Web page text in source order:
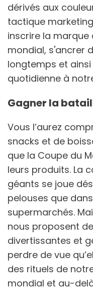
dérivés aux
tactique
inscrire la
mondial, s'ancrer
longtemps et
quotidienne à
Gagner la
Vous l’aurez
snacks et de
que la Coupe du
leurs produits. La
géants se joue
pelouses que
supermarchés.
nous proposent
divertissantes et
perdre de vue
des rituels de
mondial et au-